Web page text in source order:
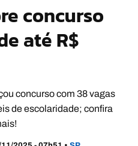
concurso
até R$
concurso com 38 vagas
de escolaridade; confira